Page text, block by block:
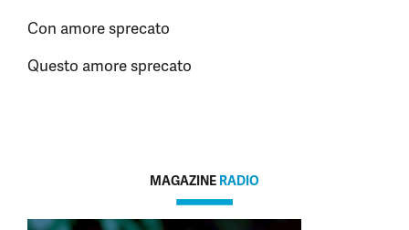
Con amore sprecato
Questo amore sprecato
MAGAZINE RADIO